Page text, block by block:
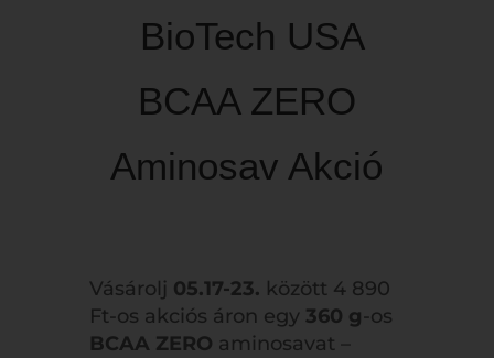
BioTech USA
BCAA ZERO
Aminosav Akció
Vásárolj 05.17-23. között 4 890
Ft-os akciós áron egy 360 g-os
BCAA ZERO aminosavat –